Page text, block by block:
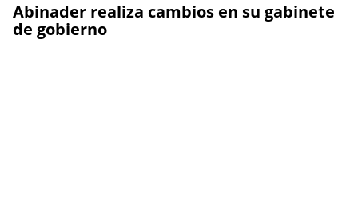
Abinader realiza cambios en su gabinete
de gobierno